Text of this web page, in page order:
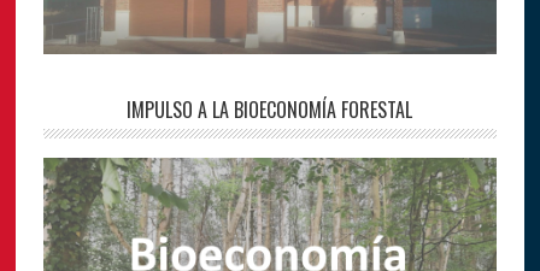
IMPULSO A LA BIOECONOMÍA FORESTAL